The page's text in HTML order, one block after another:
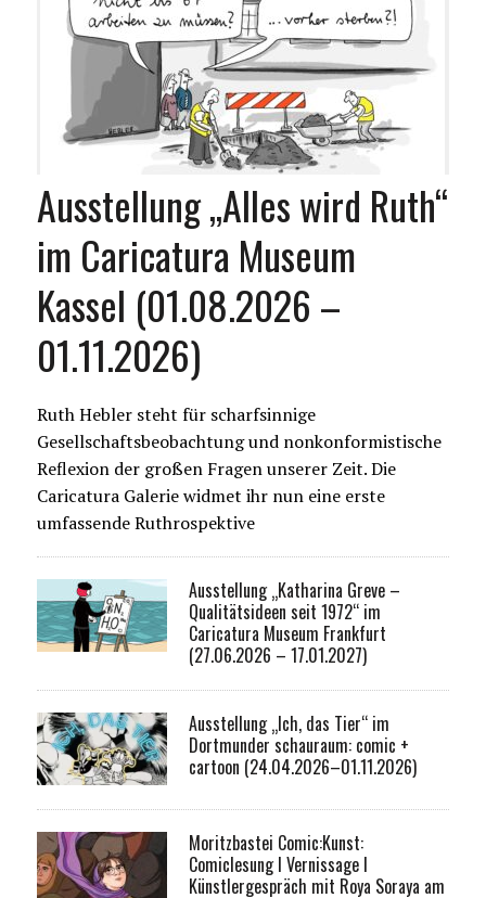
Ausstellung „Alles wird Ruth“
im Caricatura Museum
Kassel (01.08.2026 –
01.11.2026)
Ruth Hebler steht für scharfsinnige
Gesellschaftsbeobachtung und nonkonformistische
Reflexion der großen Fragen unserer Zeit. Die
Caricatura Galerie widmet ihr nun eine erste
umfassende Ruthrospektive
Ausstellung „Katharina Greve –
Qualitätsideen seit 1972“ im
Caricatura Museum Frankfurt
(27.06.2026 – 17.01.2027)
Ausstellung „Ich, das Tier“ im
Dortmunder schauraum: comic +
cartoon (24.04.2026–01.11.2026)
Moritzbastei Comic:Kunst:
Comiclesung I Vernissage I
Künstlergespräch mit Roya Soraya am